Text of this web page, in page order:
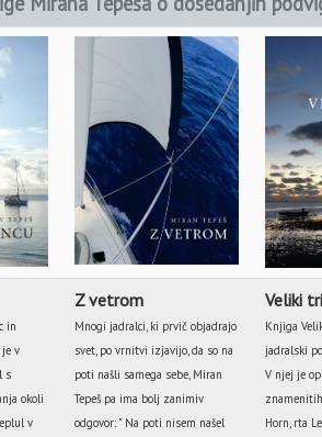
in
je v
s
okoli
v
Z vetrom
Mnogi jadralci, ki prvič objadrajo
svet, po vrnitvi izjavijo, da so na
poti našli samega sebe, Miran
Tepeš pa ima bolj zanimiv
odgovor: " Na poti nisem našel
Veliki
Knjiga
jadralski
V njej je
Horn, rta